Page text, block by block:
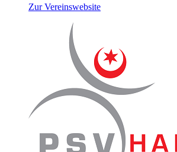
Zur Vereinswebsite(öffnet neues Fenster)